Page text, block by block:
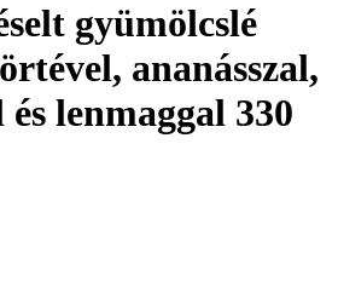
gyümölcslé
ananásszal,
lenmaggal 330